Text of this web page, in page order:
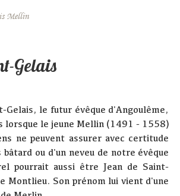
Mellin
Gelais
Gelais, le futur évêque d'Angoulême,
lorsque le jeune Mellin (1491 - 1558)
ne peuvent assurer avec certitude
ou d'un neveu de notre évêque
pourrait aussi être Jean de Saint-
Montlieu. Son prénom lui vient d'une